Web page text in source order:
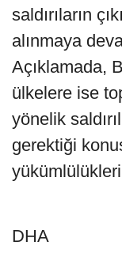
saldırıların
alınmaya
Açıklamada,
ülkelere ise
yönelik
gerektiği
yükümlülükleri
DHA